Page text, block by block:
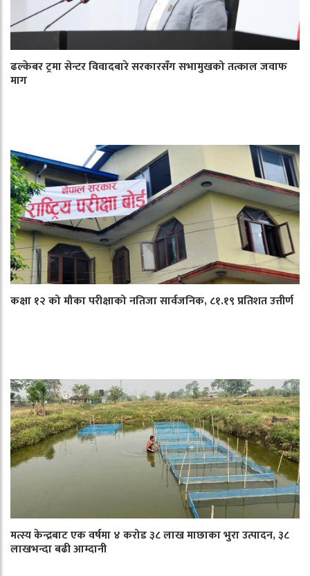
ढल्केबर ट्रमा सेन्टर विवादबारे सरकारसँग सभामुखको तत्काल जवाफ
माग
कक्षा १२ को मौका परीक्षाको नतिजा सार्वजनिक, ८१.१९ प्रतिशत उत्तीर्ण
मत्स्य केन्द्रबाट एक वर्षमा ४ करोड ३८ लाख माछाका भुरा उत्पादन, ३८
लाखभन्दा बढी आम्दानी